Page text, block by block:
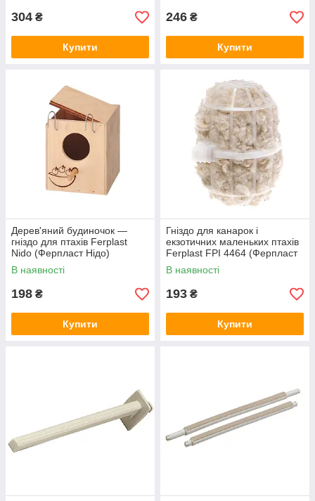
304 ₴
Купити
246 ₴
Купити
Дерев'яний будиночок —
гніздо для птахів Ferplast
Nido (Ферпласт Нідо)
В наявності
198 ₴
Купити
Гніздо для канарок і
екзотичних маленьких птахів
Ferplast FPI 4464 (Ферпласт
ФПАй 4464)
В наявності
193 ₴
Купити